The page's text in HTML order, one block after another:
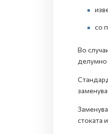
со
Во
делумно
стоката